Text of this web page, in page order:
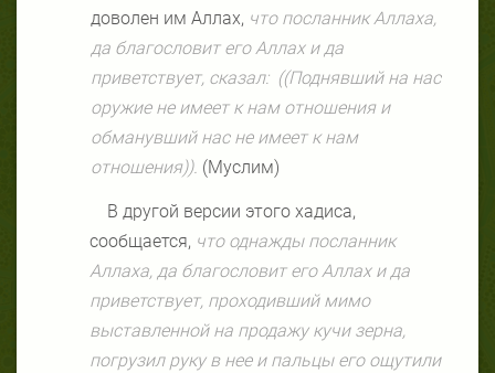
доволен им Аллах, что посланник Аллаха,
да благословит его Аллах и да
приветствует, сказал: ((Поднявший на нас
оружие не имеет к нам отношения и
обманувший нас не имеет к нам
отношения)). (Муслим)
В другой версии этого хадиса,
сообщается, что однажды посланник
Аллаха, да благословит его Аллах и да
приветствует, проходивший мимо
выставленной на продажу кучи зерна,
погрузил руку в нее и пальцы его ощутили